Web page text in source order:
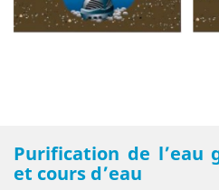
Purification de l’eau
et cours d’eau